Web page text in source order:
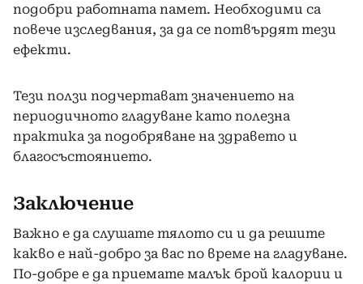
подобри работната памет. Необходими са
повече изследвания, за да се потвърдят тези
ефекти.
Тези ползи подчертават значението на
периодичното гладуване като полезна
практика за подобряване на здравето и
благосъстоянието.
Заключение
Важно е да слушате тялото си и да решите
какво е най-добро за вас по време на гладуване.
По-добре е да приемате малък брой калории и